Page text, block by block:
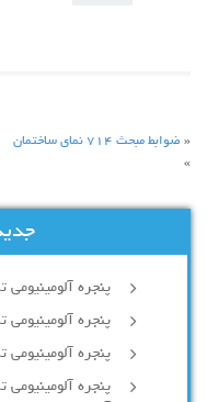
« ضوابط مبحث ٧١٤ نمای ساختمان
»
پنجره
پنجره
پنجره
پنجره